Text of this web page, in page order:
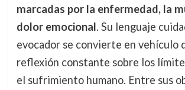
marcadas por la enfermedad, la
dolor emocional. Su lenguaje
evocador se convierte en vehículo
reflexión constante sobre los
el sufrimiento humano. Entre sus